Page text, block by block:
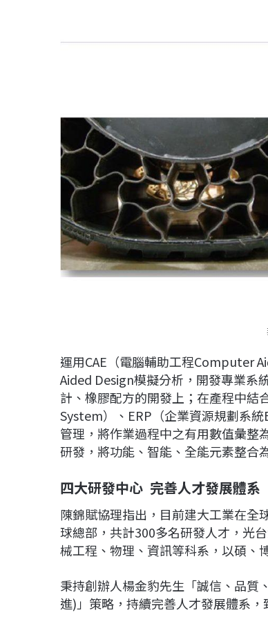
運用CAE（電腦輔助工程Computer
Aided Design模擬分析，開發專業系
計、橡膠配方的開發上；在產程中
System）、ERP（企業資源規劃系
管理，將作業過程中之有用數值彙整
研發，將功能、智能、全能元素整合
四大研發中心 完善人才發展體系
陳錦賦協理指出，目前建大工業在全
球總部，共計300多名研發人才，光
械工程、物理、資訊等科系，以碩、
秉持創辦人楊金豹先生「誠信、品
進)」策略，持續完善人才發展體系